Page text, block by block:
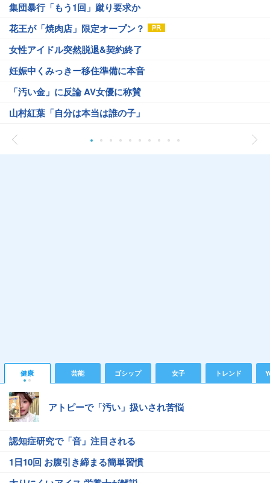
集団暴行「もう1回」蹴り要求か
花王が「焼肉店」限定オープン？
女性アイドル突然脱退&契約終了
妊娠中くみっきー移住準備に本音
「汚い金」に反論 AV女優に称賛
山村紅葉「自分は本当は誰の子」
健康 芸能 ゴシップ 女子 トレンド
アトピーで「汚い」扱いされ苦悩
認知症研究で「音」注目される
1日10回 お腹引き締まる簡単習慣